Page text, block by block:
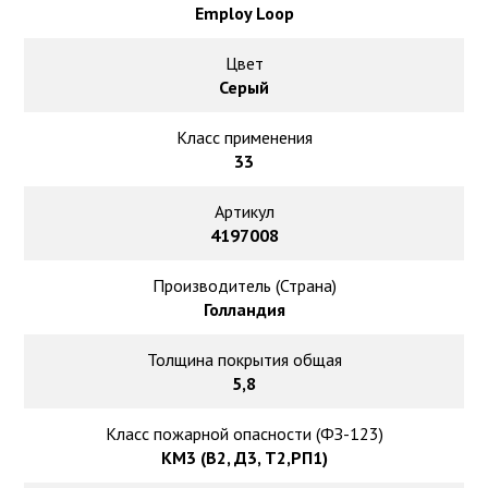
Ковролин под теплый пол
Employ Loop
Цвет
Серый
Класс применения
33
Артикул
4197008
Производитель (Страна)
Голландия
Толщина покрытия общая
5,8
Класс пожарной опасности (ФЗ-123)
КМ3 (В2, Д3, Т2,РП1)